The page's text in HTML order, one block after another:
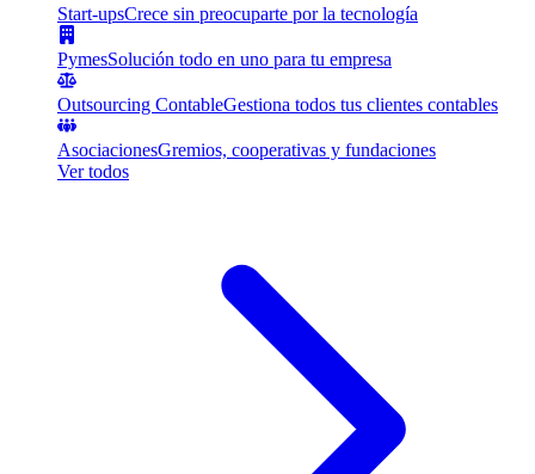
Start-upsCrece sin preocuparte por la tecnología
PymesSolución todo en uno para tu empresa
Outsourcing ContableGestiona todos tus clientes contables
AsociacionesGremios, cooperativas y fundaciones
Ver todos